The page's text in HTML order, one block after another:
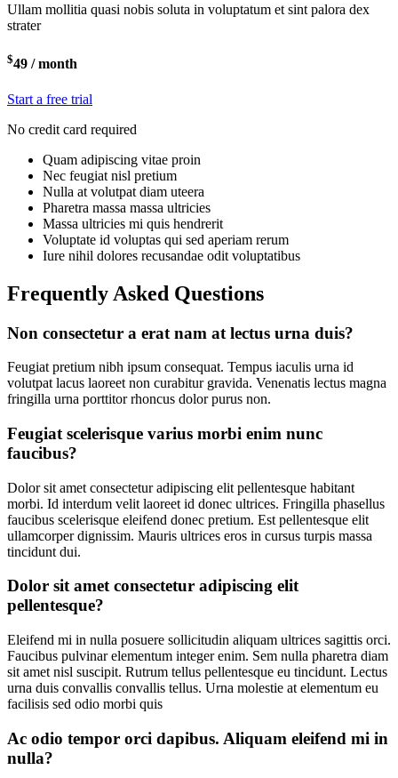
Ullam mollitia quasi nobis soluta in voluptatum et sint palora dex
strater
$49 / month
Start a free trial
No credit card required
Quam adipiscing vitae proin
Nec feugiat nisl pretium
Nulla at volutpat diam uteera
Pharetra massa massa ultricies
Massa ultricies mi quis hendrerit
Voluptate id voluptas qui sed aperiam rerum
Iure nihil dolores recusandae odit voluptatibus
Frequently Asked Questions
Non consectetur a erat nam at lectus urna duis?
Feugiat pretium nibh ipsum consequat. Tempus iaculis urna id
volutpat lacus laoreet non curabitur gravida. Venenatis lectus magna
fringilla urna porttitor rhoncus dolor purus non.
Feugiat scelerisque varius morbi enim nunc
faucibus?
Dolor sit amet consectetur adipiscing elit pellentesque habitant
morbi. Id interdum velit laoreet id donec ultrices. Fringilla phasellus
faucibus scelerisque eleifend donec pretium. Est pellentesque elit
ullamcorper dignissim. Mauris ultrices eros in cursus turpis massa
tincidunt dui.
Dolor sit amet consectetur adipiscing elit
pellentesque?
Eleifend mi in nulla posuere sollicitudin aliquam ultrices sagittis orci.
Faucibus pulvinar elementum integer enim. Sem nulla pharetra diam
sit amet nisl suscipit. Rutrum tellus pellentesque eu tincidunt. Lectus
urna duis convallis convallis tellus. Urna molestie at elementum eu
facilisis sed odio morbi quis
Ac odio tempor orci dapibus. Aliquam eleifend mi in
nulla?